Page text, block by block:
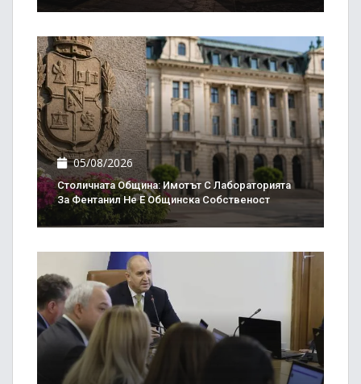
05/08/2026
Столичната Община: Имотът С Лабораторията
За Фентанил Не Е Общинска Собственост